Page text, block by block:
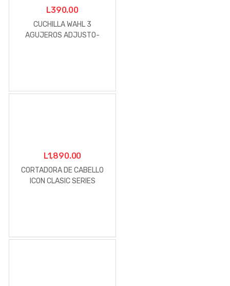
L390.00
CUCHILLA WAHL 3
AGUJEROS ADJUSTO-
L1,890.00
CORTADORA DE CABELLO
ICON CLASIC SERIES